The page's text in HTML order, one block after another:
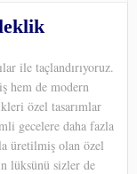
ile taçlandırıyoruz.
hem de modern
özel tasarımlar
gecelere daha fazla
üretilmiş olan özel
lüksünü sizler de